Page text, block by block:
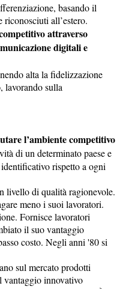
basando il
all’estero.
attraverso
digitali e
alta la fidelizzazione
lavorando sulla
l’ambiente competitivo
di un determinato paese e
rispetto a ogni
livello di qualità ragionevole.
meno i suoi lavoratori.
Fornisce lavoratori
il suo vantaggio
costo. Negli anni '80 si
sul mercato prodotti
vantaggio innovativo